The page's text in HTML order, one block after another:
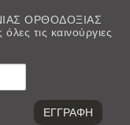
ΟΡΘΟΔΟΞΙΑΣ
τις καινούργιες